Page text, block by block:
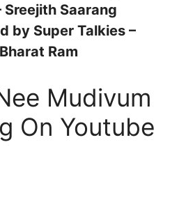
Sreejith Saarang
by Super Talkies –
Ram
Mudivum
On Youtube